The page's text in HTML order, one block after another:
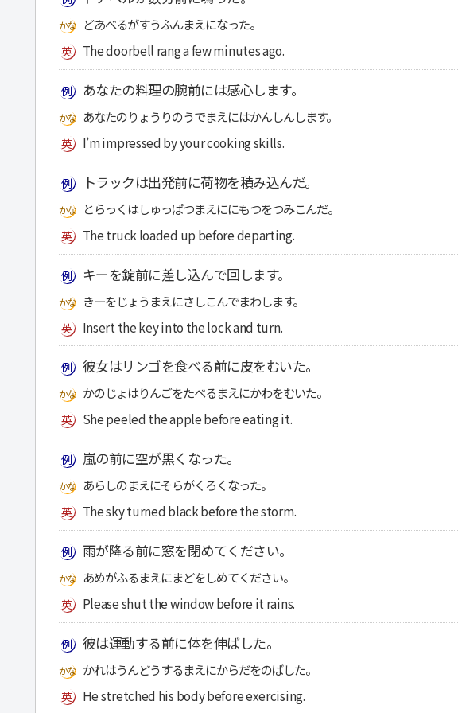
どあべるがすうふんまえになった。
The doorbell rang a few minutes ago.
あなたの料理の腕前には感心します。
あなたのりょうりのうでまえにはかんしんします。
I’m impressed by your cooking skills.
トラックは出発前に荷物を積み込んだ。
とらっくはしゅっぱつまえににもつをつみこんだ。
The truck loaded up before departing.
キーを錠前に差し込んで回します。
きーをじょうまえにさしこんでまわします。
Insert the key into the lock and turn.
彼女はリンゴを食べる前に皮をむいた。
かのじょはりんごをたべるまえにかわをむいた。
She peeled the apple before eating it.
嵐の前に空が黒くなった。
あらしのまえにそらがくろくなった。
The sky turned black before the storm.
雨が降る前に窓を閉めてください。
あめがふるまえにまどをしめてください。
Please shut the window before it rains.
彼は運動する前に体を伸ばした。
かれはうんどうするまえにからだをのばした。
He stretched his body before exercising.